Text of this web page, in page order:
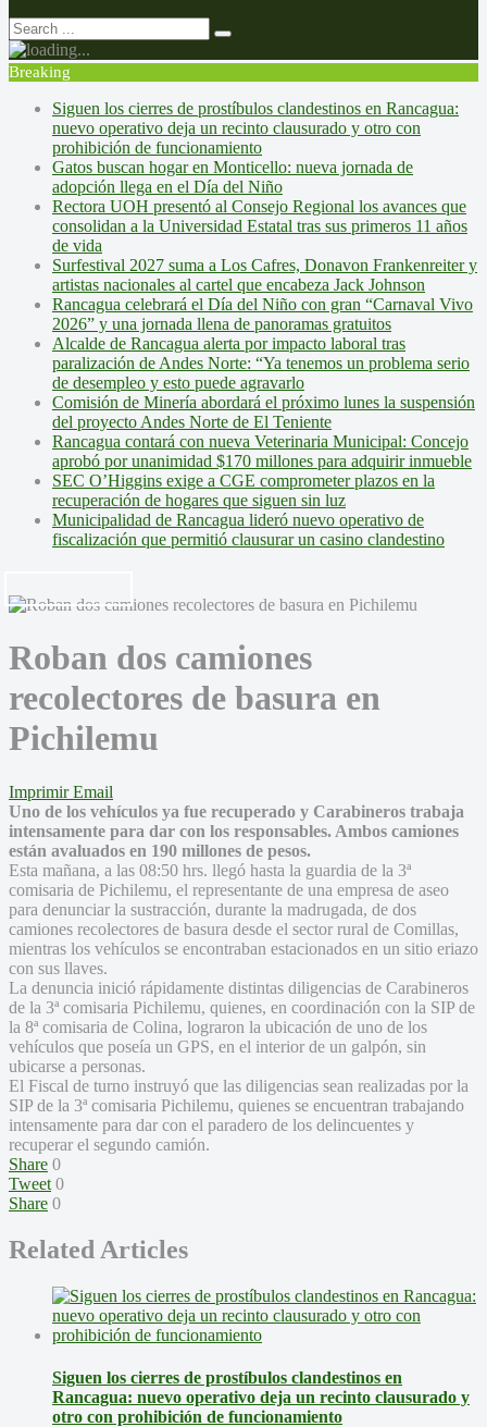
Breaking
Siguen los cierres de prostíbulos clandestinos en Rancagua:
nuevo operativo deja un recinto clausurado y otro con
prohibición de funcionamiento
Gatos buscan hogar en Monticello: nueva jornada de
adopción llega en el Día del Niño
Rectora UOH presentó al Consejo Regional los avances que
consolidan a la Universidad Estatal tras sus primeros 11 años
de vida
Surfestival 2027 suma a Los Cafres, Donavon Frankenreiter y
artistas nacionales al cartel que encabeza Jack Johnson
Rancagua celebrará el Día del Niño con gran “Carnaval Vivo
2026” y una jornada llena de panoramas gratuitos
Alcalde de Rancagua alerta por impacto laboral tras
paralización de Andes Norte: “Ya tenemos un problema serio
de desempleo y esto puede agravarlo
Comisión de Minería abordará el próximo lunes la suspensión
del proyecto Andes Norte de El Teniente
Rancagua contará con nueva Veterinaria Municipal: Concejo
aprobó por unanimidad $170 millones para adquirir inmueble
SEC O’Higgins exige a CGE comprometer plazos en la
recuperación de hogares que siguen sin luz
Municipalidad de Rancagua lideró nuevo operativo de
fiscalización que permitió clausurar un casino clandestino
Roban dos camiones
recolectores de basura en
Pichilemu
Imprimir Email
Uno de los vehículos ya fue recuperado y Carabineros trabaja
intensamente para dar con los responsables. Ambos camiones
están avaluados en 190 millones de pesos.
Esta mañana, a las 08:50 hrs. llegó hasta la guardia de la 3ª
comisaria de Pichilemu, el representante de una empresa de aseo
para denunciar la sustracción, durante la madrugada, de dos
camiones recolectores de basura desde el sector rural de Comillas,
mientras los vehículos se encontraban estacionados en un sitio eriazo
con sus llaves.
La denuncia inició rápidamente distintas diligencias de Carabineros
de la 3ª comisaria Pichilemu, quienes, en coordinación con la SIP de
la 8ª comisaria de Colina, lograron la ubicación de uno de los
vehículos que poseía un GPS, en el interior de un galpón, sin
ubicarse a personas.
El Fiscal de turno instruyó que las diligencias sean realizadas por la
SIP de la 3ª comisaria Pichilemu, quienes se encuentran trabajando
intensamente para dar con el paradero de los delincuentes y
recuperar el segundo camión.
Share 0
Tweet 0
Share 0
Related Articles
Siguen los cierres de prostíbulos clandestinos en
Rancagua: nuevo operativo deja un recinto clausurado y
otro con prohibición de funcionamiento